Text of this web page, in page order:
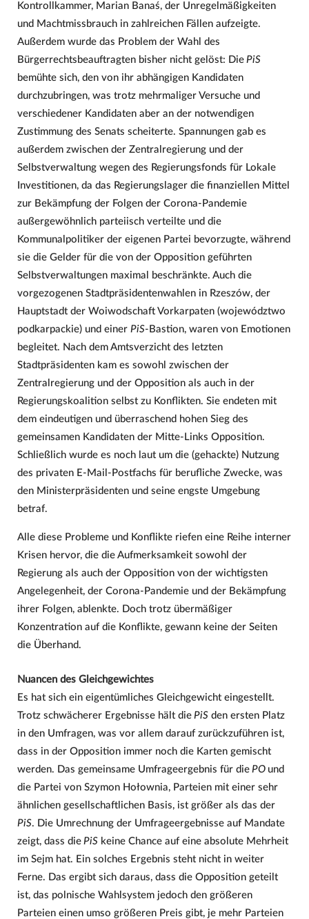
Kontrollkammer, Marian Banaś, der Unregelmäßigkeiten
und Machtmissbrauch in zahlreichen Fällen aufzeigte.
Außerdem wurde das Problem der Wahl des
Bürgerrechtsbeauftragten bisher nicht gelöst: DiePiS
bemühte sich, den von ihr abhängigen Kandidaten
durchzubringen, was trotz mehrmaliger Versuche und
verschiedener Kandidaten aber an der notwendigen
Zustimmung des Senats scheiterte. Spannungen gab es
außerdem zwischen der Zentralregierung und der
Selbstverwaltung wegen des Regierungsfonds für Lokale
Investitionen, da das Regierungslager die finanziellen Mittel
zur Bekämpfung der Folgen der Corona-Pandemie
außergewöhnlich parteiisch verteilte und die
Kommunalpolitiker der eigenen Partei bevorzugte, während
sie die Gelder für die von der Opposition geführten
Selbstverwaltungen maximal beschränkte. Auch die
vorgezogenen Stadtpräsidentenwahlen in Rzeszów, der
Hauptstadt der Woiwodschaft Vorkarpaten (województwo
podkarpackie) und einer PiS-Bastion, waren von Emotionen
begleitet. Nach dem Amtsverzicht des letzten
Stadtpräsidenten kam es sowohl zwischen der
Zentralregierung und der Opposition als auch in der
Regierungskoalition selbst zu Konflikten. Sie endeten mit
dem eindeutigen und überraschend hohen Sieg des
gemeinsamen Kandidaten der Mitte-Links Opposition.
Schließlich wurde es noch laut um die (gehackte) Nutzung
des privaten E-Mail-Postfachs für berufliche Zwecke, was
den Ministerpräsidenten und seine engste Umgebung
betraf.
Alle diese Probleme und Konflikte riefen eine Reihe interner
Krisen hervor, die die Aufmerksamkeit sowohl der
Regierung als auch der Opposition von der wichtigsten
Angelegenheit, der Corona-Pandemie und der Bekämpfung
ihrer Folgen, ablenkte. Doch trotz übermäßiger
Konzentration auf die Konflikte, gewann keine der Seiten
die Überhand.
Nuancen des Gleichgewichtes
Es hat sich ein eigentümliches Gleichgewicht eingestellt.
Trotz schwächerer Ergebnisse hält diePiSden ersten Platz
in den Umfragen, was vor allem darauf zurückzuführen ist,
dass in der Opposition immer noch die Karten gemischt
werden. Das gemeinsame Umfrageergebnis für diePO und
die Partei von Szymon Hołownia, Parteien mit einer sehr
ähnlichen gesellschaftlichen Basis, ist größer als das der
PiS. Die Umrechnung der Umfrageergebnisse auf Mandate
zeigt, dass diePiSkeine Chance auf eine absolute Mehrheit
im Sejm hat. Ein solches Ergebnis steht nicht in weiter
Ferne. Das ergibt sich daraus, dass die Opposition geteilt
ist, das polnische Wahlsystem jedoch den größeren
Parteien einen umso größeren Preis gibt, je mehr Parteien